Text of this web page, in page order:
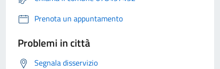
Prenota un appuntamento
Problemi in città
Segnala disservizio